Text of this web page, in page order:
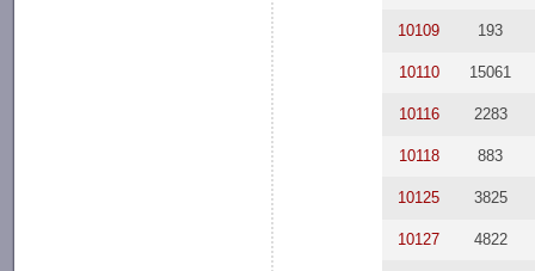
10109 193
10110 15061
10116 2283
10118 883
10125 3825
10127 4822